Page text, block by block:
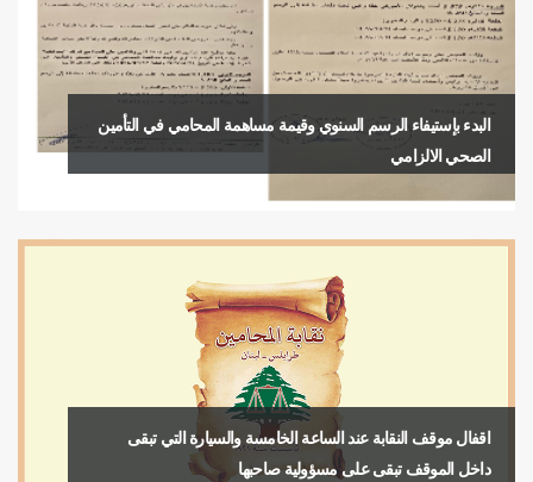
البدء بإستيفاء الرسم السنوي وقيمة مساهمة المحامي في التأمين
الصحي الالزامي
اقفال موقف النقابة عند الساعة الخامسة والسيارة التي تبقى
داخل الموقف تبقى على مسؤولية صاحبها